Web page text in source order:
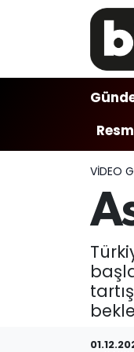
VIDEO
Gündem
Antalya
Siyaset
Ekonomi
Kültür-
Gündem
Antalya
Siyaset
Ekonomi
Kültür-
Muratpaşa
Muratpaşa
Muratpaşa
Süper Lig
Tüm
Son Dakika
Haber Arşivi